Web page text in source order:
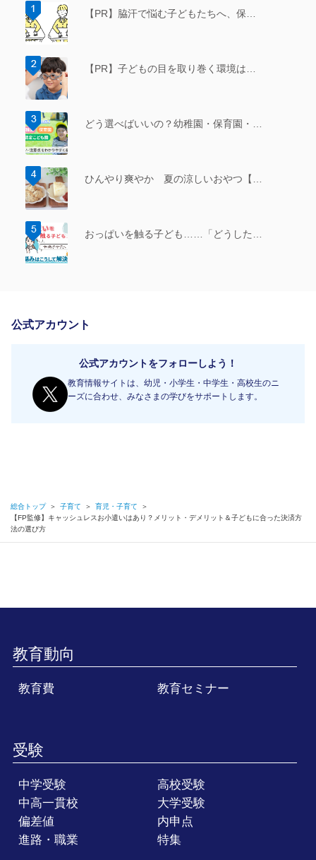
【PR】脇汗で悩む子どもたちへ、保…
【PR】子どもの目を取り巻く環境は…
どう選べばいいの？幼稚園・保育園・…
ひんやり爽やか 夏の涼しいおやつ【…
おっぱいを触る子ども……「どうした…
公式アカウント
公式アカウントをフォローしよう！
教育情報サイトは、幼児・小学生・中学生・高校生のニ
ーズに合わせ、みなさまの学びをサポートします。
総合トップ ＞ 子育て ＞ 育児・子育て
＞
【FP監修】キャッシュレスお小遣いはあり？メリット・デメリット＆子どもに合った決済方
法の選び方
教育動向
教育費 教育セミナー
受験
中学受験
高校受験
中高一貫校
大学受験
偏差値
内申点
進路・職業
特集